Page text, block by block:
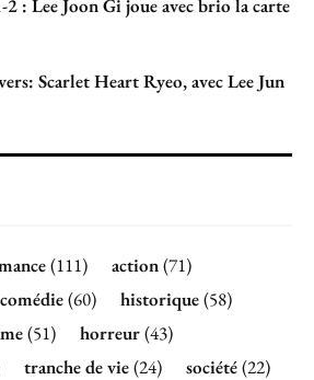
: Lee Joon Gi joue avec brio la carte
Scarlet Heart Ryeo, avec Lee Jun
(111) action(71)
comédie(60) historique(58)
(51) horreur(43)
tranche de vie(24) société(22)